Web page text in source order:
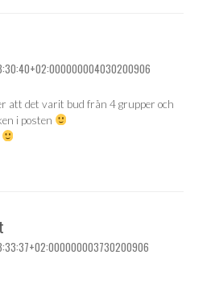
att det varit bud från 4 grupper och
i posten